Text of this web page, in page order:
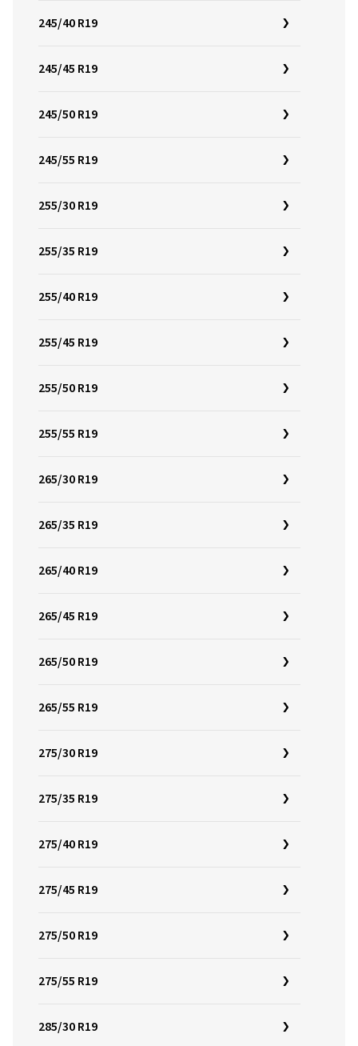
245/40 R19
245/45 R19
245/50 R19
245/55 R19
255/30 R19
255/35 R19
255/40 R19
255/45 R19
255/50 R19
255/55 R19
265/30 R19
265/35 R19
265/40 R19
265/45 R19
265/50 R19
265/55 R19
275/30 R19
275/35 R19
275/40 R19
275/45 R19
275/50 R19
275/55 R19
285/30 R19